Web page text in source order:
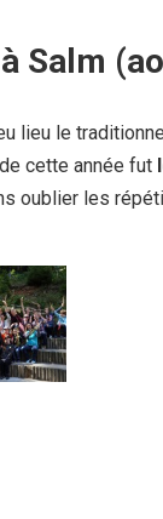
Salm
lieu le
cette année fut
oublier les